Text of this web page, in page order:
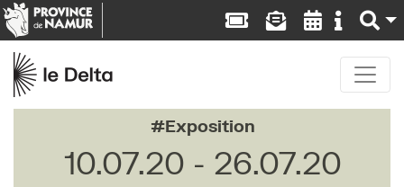
Exposition
10.07.20
26.07.20